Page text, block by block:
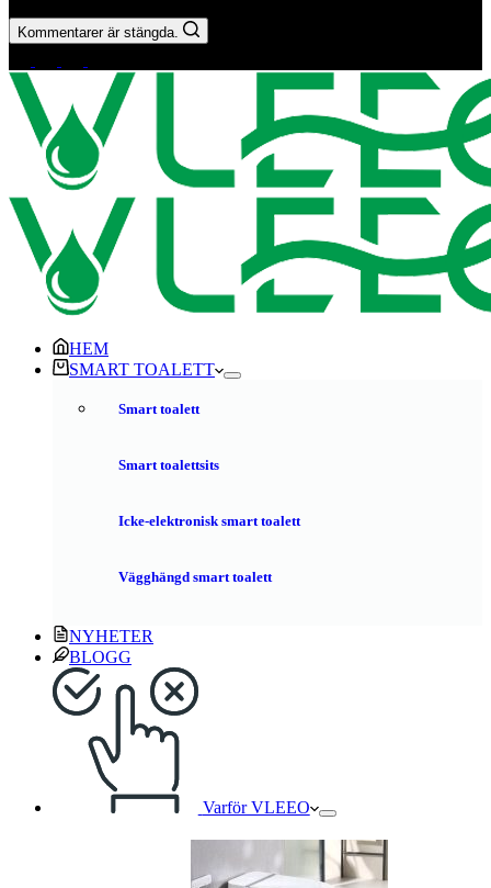
Kommentarer är stängda.
HEM
SMART TOALETT
Smart toalett
Smart toalettsits
Icke-elektronisk smart toalett
Vägghängd smart toalett
NYHETER
BLOGG
Varför VLEEO